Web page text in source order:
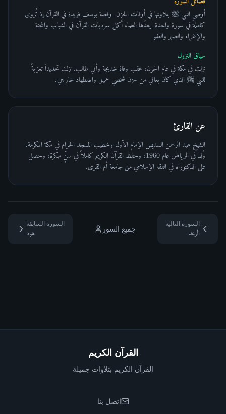
أوصى النبي ﷺ بتلاوتها في أوقات الحزن. وقصة يوسف فريدة في القرآن إذ تُروى
كاملةً في سورة واحدة. يعدّها العلماء أكمل سرديات القرآن في الشباب والمحنة
والإغراء والصبر والعفو.
سياق النزول
نزلت في مكة في عام الحزن، عقب وفاة خديجة وأبي طالب. نزلت تحديداً تعزيةً
للنبي ﷺ الذي كان يعاني من حزن شخصي عميق واضطهاد خارجي.
عن القارئ
الشيخ عبد الرحمن السديس الإمام الأول وخطيب المسجد الحرام في مكة المكرمة.
وُلد في الرياض عام 1960، وحفظ القرآن الكريم كاملاً في سنٍّ مبكرة، وحصل
على الدكتوراه في الفقه الإسلامي من جامعة أم القرى.
السورة السابقة
هود
جميع السور
السورة التالية
الرعد
القرآن الكريم
القرآن الكريم بتلاوات جميلة
اتصل بنا